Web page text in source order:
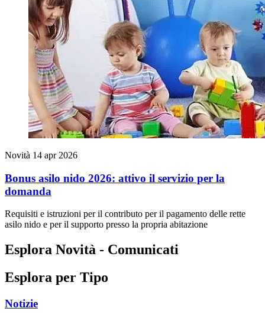
Novità 14 apr 2026
Bonus asilo nido 2026: attivo il servizio per la
domanda
Requisiti e istruzioni per il contributo per il pagamento delle rette
asilo nido e per il supporto presso la propria abitazione
Esplora Novità - Comunicati
Esplora per Tipo
Notizie